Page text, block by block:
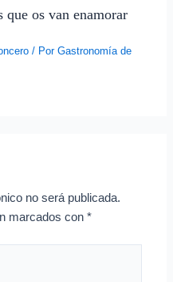
os van enamorar
/ PorGastronomía de
no será publicada.
marcados con*